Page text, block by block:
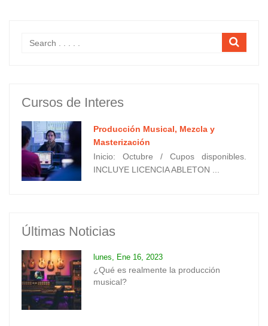
Cursos de Interes
Producción Musical, Mezcla y
Masterización
Inicio: Octubre / Cupos disponibles.
INCLUYE LICENCIA ABLETON ...
Últimas Noticias
lunes, Ene 16, 2023
¿Qué es realmente la producción
musical?